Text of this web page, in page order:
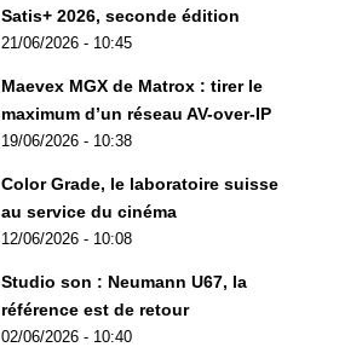
Satis+ 2026, seconde édition
21/06/2026 - 10:45
Maevex MGX de Matrox : tirer le
maximum d’un réseau AV-over-IP
19/06/2026 - 10:38
Color Grade, le laboratoire suisse
au service du cinéma
12/06/2026 - 10:08
Studio son : Neumann U67, la
référence est de retour
02/06/2026 - 10:40